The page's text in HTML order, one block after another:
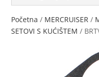
Početna / MERCRUISER /
SETOVI S KUĆIŠTEM /